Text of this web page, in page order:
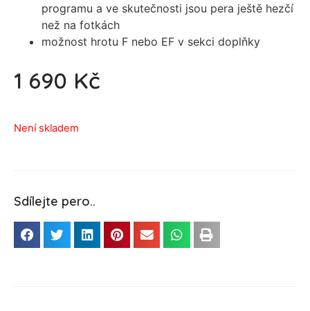
programu a ve skutečnosti jsou pera ještě hezčí
než na fotkách
možnost hrotu F nebo EF v sekci doplňky
1 690 Kč
Není skladem
Sdílejte pero..